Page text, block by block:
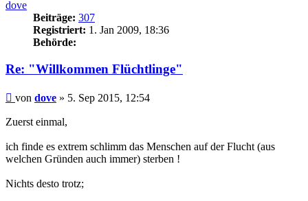
dove
Beiträge: 307
Registriert: 1. Jan 2009, 18:36
Behörde:
Re: "Willkommen Flüchtlinge"
Beitrag
von dove » 5. Sep 2015, 12:54
Zuerst einmal,
ich finde es extrem schlimm das Menschen auf der Flucht (aus
welchen Gründen auch immer) sterben !
Nichts desto trotz;